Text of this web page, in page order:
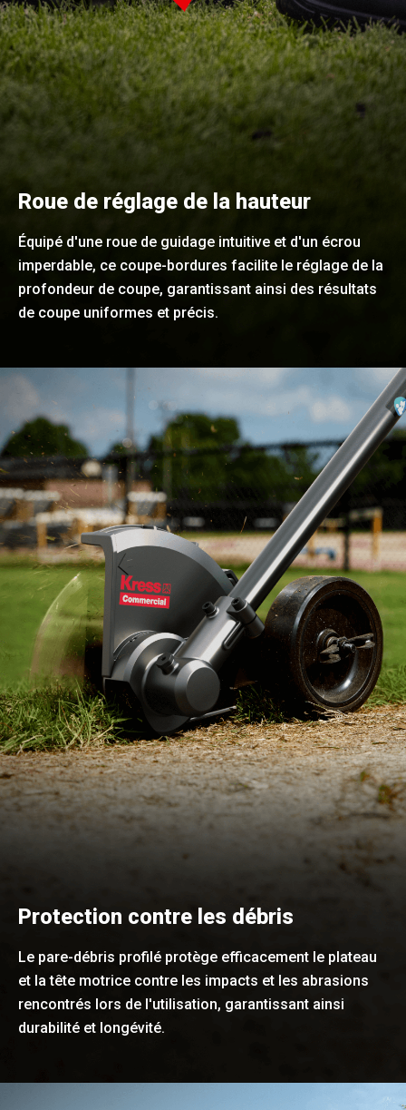
Roue de réglage de la hauteur
Équipé d'une roue de guidage intuitive et d'un écrou
imperdable, ce coupe-bordures facilite le réglage de la
profondeur de coupe, garantissant ainsi des résultats
de coupe uniformes et précis.
Protection contre les débris
Le pare-débris profilé protège efficacement le plateau
et la tête motrice contre les impacts et les abrasions
rencontrés lors de l'utilisation, garantissant ainsi
durabilité et longévité.